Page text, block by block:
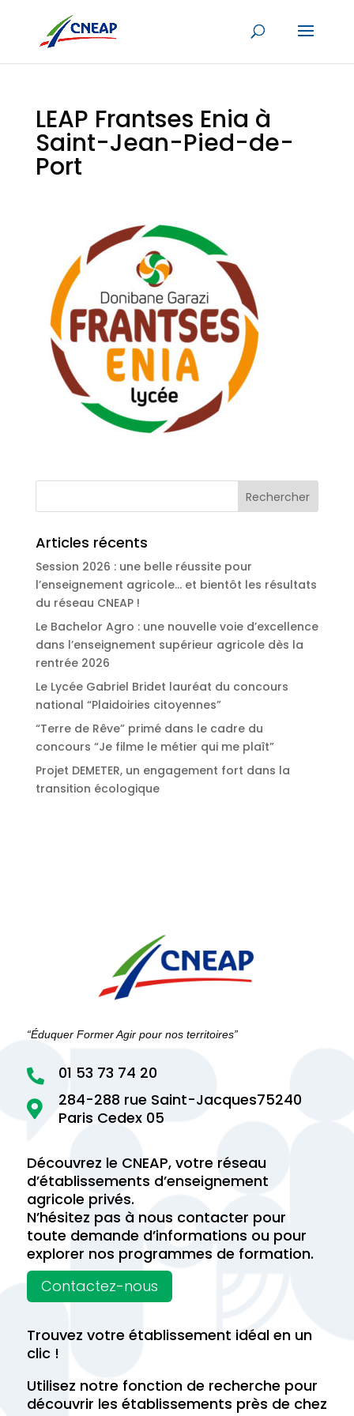
LEAP Frantses Enia à
Saint-Jean-Pied-de-
Port
Articles récents
Session 2026 : une belle réussite pour
l’enseignement agricole… et bientôt les résultats
du réseau CNEAP !
Le Bachelor Agro : une nouvelle voie d’excellence
dans l’enseignement supérieur agricole dès la
rentrée 2026
Le Lycée Gabriel Bridet lauréat du concours
national “Plaidoiries citoyennes”
“Terre de Rêve” primé dans le cadre du
concours “Je filme le métier qui me plaît”
Projet DEMETER, un engagement fort dans la
transition écologique
“Éduquer Former Agir pour nos territoires”


284-288 rue Saint-Jacques75240
Paris Cedex 05
01 53 73 74 20
Découvrez le CNEAP, votre réseau
d’établissements d’enseignement
agricole privés.
N’hésitez pas à nous contacter pour
toute demande d’informations ou pour
explorer nos programmes de formation.
Contactez-nous
Trouvez votre établissement idéal en un
clic !
Utilisez notre fonction de recherche pour
découvrir les établissements près de chez